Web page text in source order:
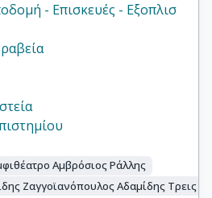
- Επισκευές - Εξοπλισ
Αμβρόσιος Ράλλης
Ζαγγοϊανόπουλος Αδαμίδης Τρεις